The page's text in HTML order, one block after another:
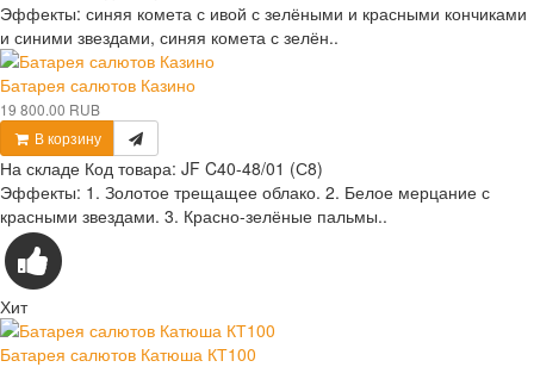
Эффекты: синяя комета с ивой с зелёными и красными кончиками
и синими звездами, синяя комета с зелён..
Батарея салютов Казино
19 800.00 RUB
В корзину
На складе Код товара: JF C40-48/01 (С8)
Эффекты: 1. Золотое трещащее облако. 2. Белое мерцание с
красными звездами. 3. Красно-зелёные пальмы..
Хит
Батарея салютов Катюша КТ100